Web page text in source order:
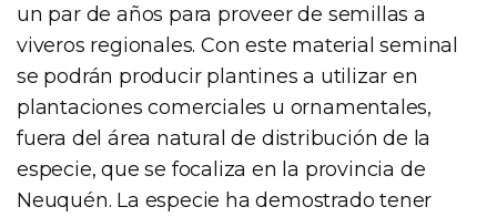
un par de años para proveer de semillas a
viveros regionales. Con este material seminal
se podrán producir plantines a utilizar en
plantaciones comerciales u ornamentales,
fuera del área natural de distribución de la
especie, que se focaliza en la provincia de
Neuquén. La especie ha demostrado tener